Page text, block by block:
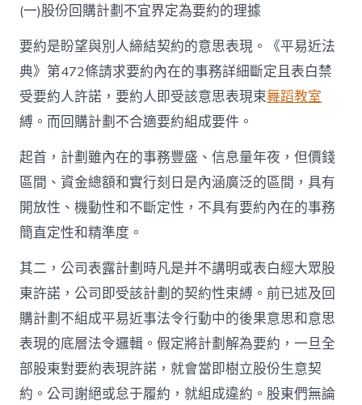
(一)股份回購計劃不宜界定為要約的理據
要約是盼望與別人締結契約的意思表現。《平易近法
典》第472條請求要約內在的事務詳細斷定且表白禁
受要約人許諾，要約人即受該意思表現束舞蹈教室
縛。而回購計劃不合適要約組成要件。
起首，計劃雖內在的事務豐盛、信息量年夜，但價錢
區間、資金總額和實行刻日是內涵廣泛的區間，具有
開放性、機動性和不斷定性，不具有要約內在的事務
簡直定性和精準度。
其二，公司表露計劃時凡是并不講明或表白經大眾股
東許諾，公司即受該計劃的契約性束縛。前已述及回
購計劃不組成平易近事法令行動中的後果意思和意思
表現的底層法令邏輯。假定將計劃解為要約，一旦全
部股東對要約表現許諾，就會當即樹立股份生意契
約。公司謝絕或怠于履約，就組成違約。股東們無論